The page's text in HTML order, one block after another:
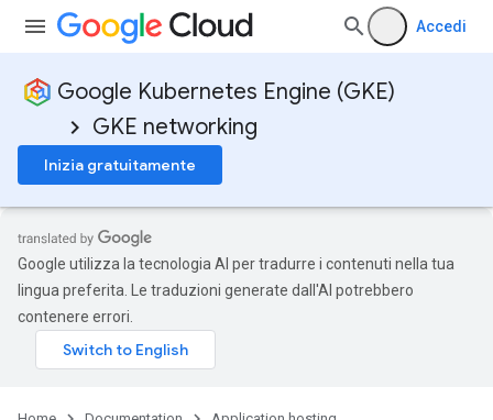
Accedi
Google Kubernetes Engine (GKE)
GKE networking
Inizia gratuitamente
Google utilizza la tecnologia AI per tradurre i contenuti nella tua
lingua preferita. Le traduzioni generate dall'AI potrebbero
contenere errori.